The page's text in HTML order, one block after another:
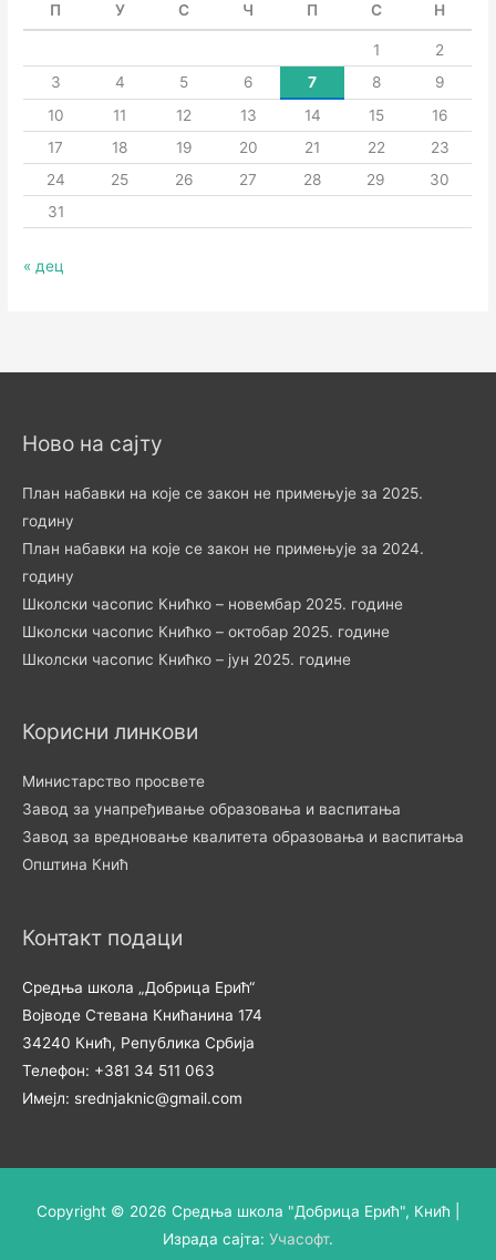
П У С Ч П С Н
1
2
3
4 5 6 7 8
9
10
11 12 13 14 15
16
17
18 19 20 21 22
23
24
25 26 27 28 29
30
31
« дец
Ново на сајту
План набавки на које се закон не примењује за 2025.
годину
План набавки на које се закон не примењује за 2024.
годину
Школски часопис Книћко – новембар 2025. године
Школски часопис Книћко – октобар 2025. године
Школски часопис Книћко – јун 2025. године
Корисни линкови
Министарство просвете
Завод за унапређивање образовања и васпитања
Завод за вредновање квалитета образовања и васпитања
Општина Кнић
Контакт подаци
Средња школа „Добрица Ерић“
Војводе Стевана Книћанина 174
34240 Кнић, Република Србија
Телефон: +381 34 511 063
Имејл: srednjaknic@gmail.com
Copyright © 2026 Средња школа "Добрица Ерић", Кнић
Израда сајта: Учасофт.